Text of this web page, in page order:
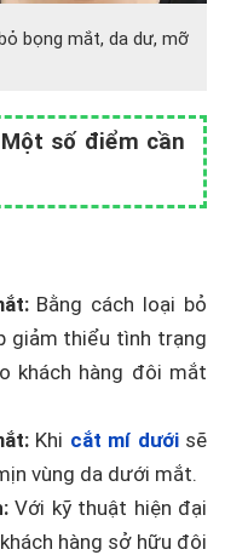
bọng mắt, da dư, mỡ
số điểm cần
Bằng cách loại bỏ
giảm thiểu tình trạng
khách hàng đôi mắt
Khi cắt mí dướisẽ
vùng da dưới mắt.
Với kỹ thuật hiện đại
hàng sở hữu đôi